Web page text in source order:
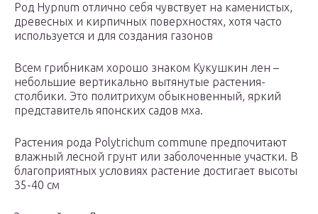
Род Hypnum отлично себя чувствует на каменистых,
древесных и кирпичных поверхностях, хотя часто
используется и для создания газонов
Всем грибникам хорошо знаком Кукушкин лен –
небольшие вертикально вытянутые растения-
столбики. Это политрихум обыкновенный, яркий
представитель японских садов мха.
Растения рода Polytrichum commune предпочитают
влажный лесной грунт или заболоченные участки. В
благоприятных условиях растение достигает высоты
35-40 см